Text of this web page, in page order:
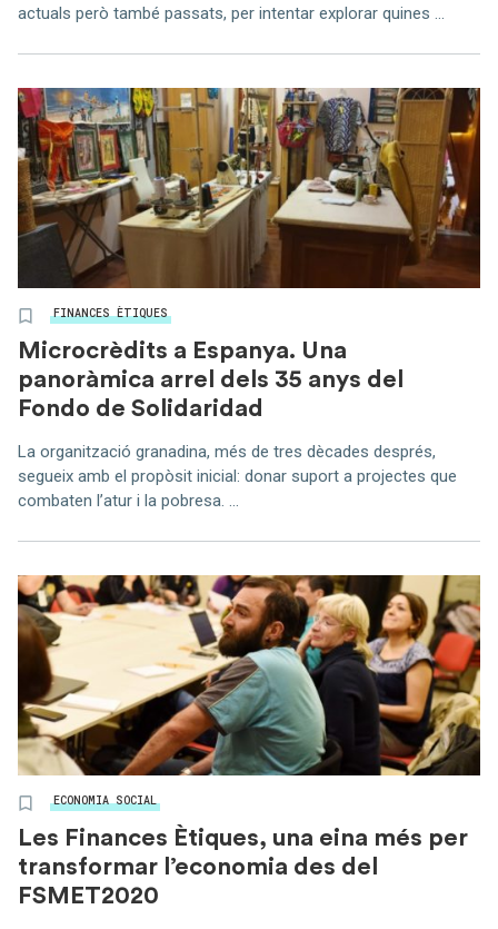
actuals però també passats, per intentar explorar quines ...
FINANCES ÈTIQUES
Microcrèdits a Espanya. Una
panoràmica arrel dels 35 anys del
Fondo de Solidaridad
La organització granadina, més de tres dècades després,
segueix amb el propòsit inicial: donar suport a projectes que
combaten l’atur i la pobresa. ...
ECONOMIA SOCIAL
Les Finances Ètiques, una eina més per
transformar l’economia des del
FSMET2020